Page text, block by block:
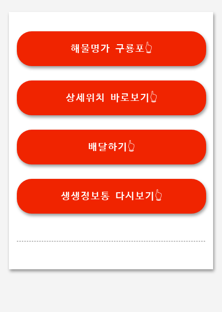
해물명가 구룡포👆️
상세위치 바로보기👆️
배달하기👆️
생생정보통 다시보기👆️